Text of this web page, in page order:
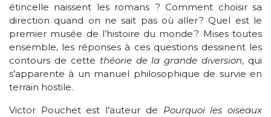
étincelle naissent les romans ? Comment choisir sa
direction quand on ne sait pas où aller ? Quel est le
premier musée de l’histoire du monde ? Mises toutes
ensemble, les réponses à ces questions dessinent les
contours de cette théorie de la grande diversion, qui
s’apparente à un manuel philosophique de survie en
terrain hostile.
Victor Pouchet est l’auteur de Pourquoi les oiseaux